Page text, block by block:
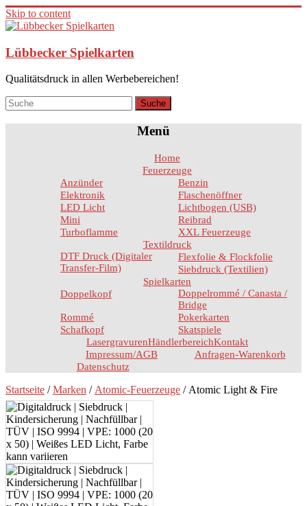
Skip to content
Lübbecker Spielkarten
Qualitätsdruck in allen Werbebereichen!
Menü
Home
Feuerzeuge
Anzünder
Benzin
Elektronik
Flaschenöffner
LED Licht
Lichtbogen (USB)
Mini
Reibrad
Turboflamme
XXL Feuerzeuge
Textildruck
DTF Druck (Digitaler
Transfer-Film)
Flexfolie & Flockfolie
Siebdruck (Textilien)
Spielkarten
Doppelkopf
Doppelrommé / Canasta /
Bridge
Rommé
Pokerkarten
Schafkopf
Skatspiele
LasergravurenHändlerbereichKontakt
Impressum/AGB
Datenschutz
Anfragen-Warenkorb
Startseite /Marken / Atomic-Feuerzeuge / Atomic Light & Fire